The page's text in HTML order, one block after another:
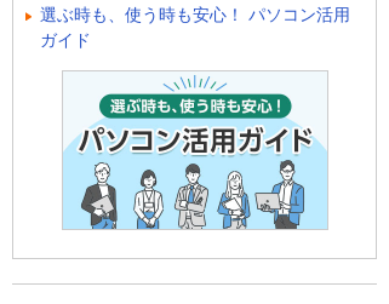
選ぶ時も、使う時も安心！ パソコン活用
ガイド